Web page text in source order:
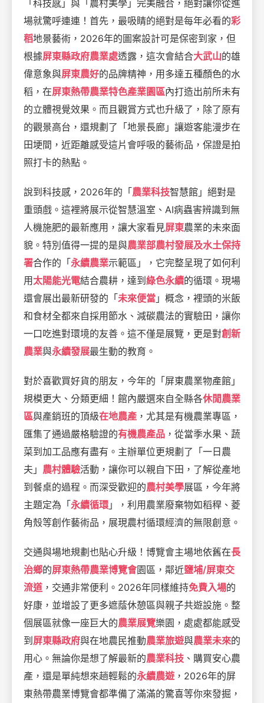
「科技感」與「農村美學」完美融合，絕對讓你從進
場就驚呼連連！首先，最吸睛的絕對是每年必看的彩
稻地景藝術，2026年的圖案設計可是保密到家，但
根據屏東縣政府農業處透露，這次會結合大武山的雄
偉意象與屏東農好的品牌精神，用多達五種顏色的水
稻，在屏東熱帶農業特色產業園區內打造出前所未有
的立體視覺效果。而且觀賞方式也升級了，除了原有
的觀景高台，還規劃了「地景長廊」讓遊客能漫步在
田埂間，近距離感受這片會呼吸的藝術品，保證是拍
照打卡的熱點。
說到科技感，2026年的「 農業科技智慧館」絕對是
重頭戲。這裡將展示從智慧溫室、AI病蟲害辨識到無
人機施肥的最新應用，讓大家看見屏東農業的未來面
貌。特別值得一提的是與農業部農村發展及水土保持
署合作的「 永續農業示範區」，它完整呈現了如何利
用 太陽能光電結合農耕，達到 綠色永續的循環。現場
還會展出最新研發的「 未來便當 」概念，裡頭的米飯
和食材全都來自採用節水、減碳農法的實驗田，讓你
一口吃進對環境的友善。這不僅是展覽，更是對創新
農業與永續發展最生動的教育。
對於喜歡買好貨的朋友，今年的「屏東農業物產館」
規模更大、分類更細！館內嚴選來自全縣各休閒農業
區與產銷班的頂級在地農產 ，尤其是有機農業專區，
匯集了通過嚴格驗證的有機農產品 ，從當季水果、蔬
菜到加工品應有盡有。主辦單位更規劃了「一日農
夫」 農村體驗活動，讓你可以親自下田，了解從產地
到餐桌的過程。而深受歡迎的農村美學展區，今年將
主題定為「 永續循環 」，利用農業廢棄物如稻稈、菱
角殼等創作藝術品，展現農村循環經濟的無限創意。
交通與場地規劃也貼心升級！博覽會主場地依舊在長
治鄉的屏東熱帶農業博覽會園區，鄰近鹽埔/屏東交
流道 ，交通非常便利。2026年同樣維持免費入場的
好康，並增設了更多遮蔭休憩區與親子共遊設施。整
個展區就像一座巨大的農業展覽樂園，處處都能感受
到 屏東縣政府與在地農民推動農業旅遊與農業未來的
用心。無論你是想了解最新的農業科技 、購買安心農
產，還是單純想來趟輕鬆的永續農遊，2026年的屏
東熱帶農業博覽會都準備了滿滿的驚喜等你來發掘，